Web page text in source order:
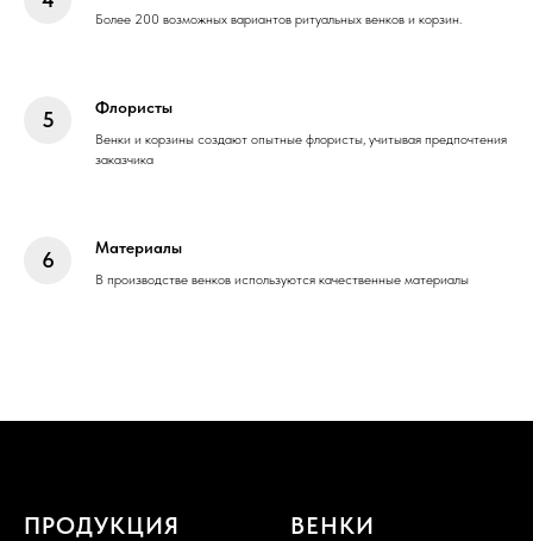
Более 200 возможных вариантов ритуальных венков и корзин.
Флористы
Венки и корзины создают опытные флористы, учитывая предпочтения
заказчика
Материалы
В производстве венков используются качественные материалы
ПРОДУКЦИЯ
ВЕНКИ